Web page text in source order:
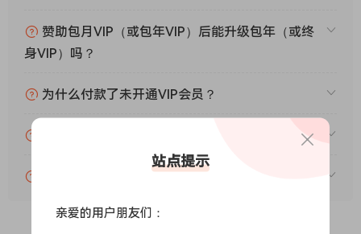
赞助包月VIP（或包年VIP）后能升级包年（或终
身VIP）吗？
为什么付款了未开通VIP会员？
站点提示
亲爱的用户朋友们：